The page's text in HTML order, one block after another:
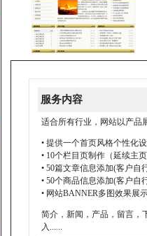
服务内容
适合所有行业，网站以产品
• 提供一个首页风格个性化
• 10个栏目页制作（延续主
• 50篇文章信息添加(客户自
• 50个商品信息添加(客户自
• 网站BANNER多图效果展
简介，新闻，产品，留言，
入......